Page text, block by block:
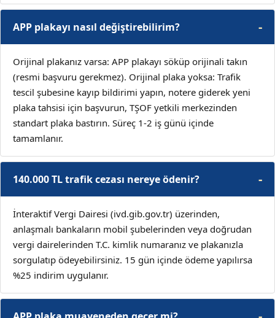
APP plakayı nasıl değiştirebilirim?
Orijinal plakanız varsa: APP plakayı söküp orijinali takın
(resmi başvuru gerekmez). Orijinal plaka yoksa: Trafik
tescil şubesine kayıp bildirimi yapın, notere giderek yeni
plaka tahsisi için başvurun, TŞOF yetkili merkezinden
standart plaka bastırın. Süreç 1-2 iş günü içinde
tamamlanır.
140.000 TL trafik cezası nereye ödenir?
İnteraktif Vergi Dairesi (ivd.gib.gov.tr) üzerinden,
anlaşmalı bankaların mobil şubelerinden veya doğrudan
vergi dairelerinden T.C. kimlik numaranız ve plakanızla
sorgulatıp ödeyebilirsiniz. 15 gün içinde ödeme yapılırsa
%25 indirim uygulanır.